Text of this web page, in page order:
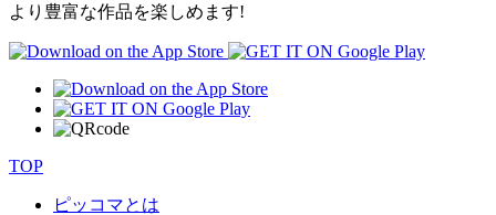
より豊富な作品を楽しめます!
TOP
ピッコマとは